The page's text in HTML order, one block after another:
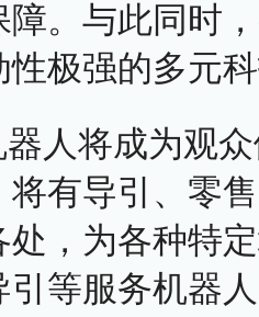
障。与此同时
性极强的多元
将成为观众
将有导引、零
处，为各种特
等服务机器